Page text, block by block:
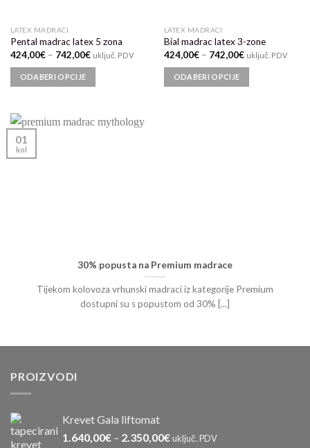
LATEX MADRACI
Pental madrac latex 5 zona
424,00€– 742,00€ uključ. PDV
ODABERI OPCIJE
LATEX MADRACI
Bial madrac latex 3-zone
424,00€– 742,00€ uključ. PDV
ODABERI OPCIJE
30% popusta na Premium madrace
Tijekom kolovoza vrhunski madraci iz kategorije Premium
dostupni su s popustom od 30% [...]
01
kol
PROIZVODI
Krevet Gala liftomat
1.640,00€ – 2.350,00€ uključ. PDV